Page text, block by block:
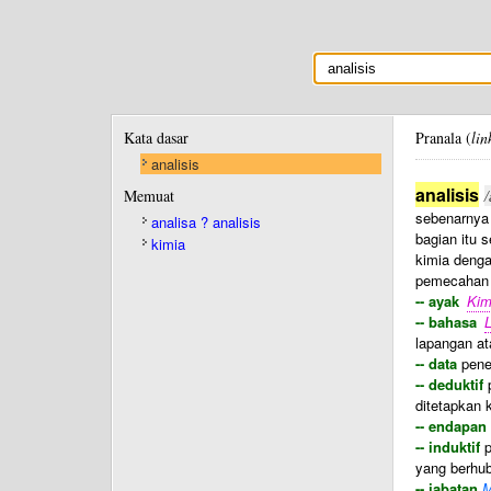
Kata dasar
analisis
Memuat
analisa ? analisis
kimia
Pranala (
analisis /
bagian itu
kimia
-- ayak Kim
-- bahasa
lapangan
-- data
-- deduktif
ditetapkan
-- endapan
-- induktif
yang